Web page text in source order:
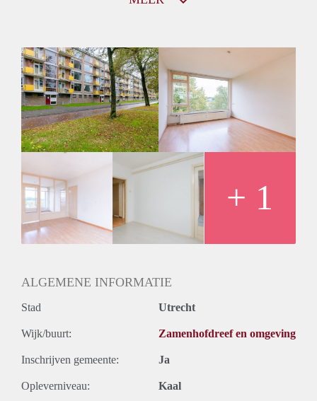
Huurtoeslag
Niet mogelijk
Inkomen eis
3,3 X Maandhuur Bruto
Huurtermijn
Onbepaalde termijn
Oplevering
+ 1
ALGEMENE INFORMATIE
Stad Utrecht
Wijk/buurt: Zamenhofdreef en omgeving
Inschrijven gemeente: Ja
Opleverniveau: Kaal